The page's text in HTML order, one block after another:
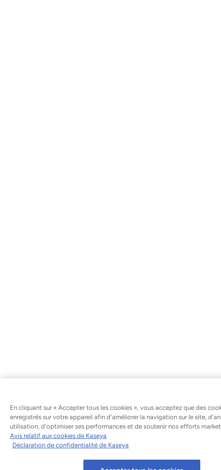
En cliquant sur « Accepter tous les cookies », vous acceptez que des
enregistrés sur votre appareil afin d'améliorer la navigation sur le site,
utilisation, d'optimiser ses performances et de soutenir nos efforts
Avis relatif aux cookies de Kaseya
Déclaration de confidentialité de Kaseya